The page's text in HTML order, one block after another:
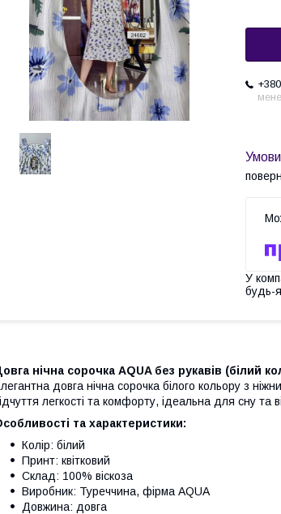
У
будь-
нічна сорочка AQUAбез рукавів (білий
довга нічна сорочка білого кольору з
легкості та комфорту, ідеальна для сну та
та характеристики:
Колір: білий
Принт: квітковий
Склад: 100% віскоза
Виробник: Туреччина, фірма AQUA
Довжина: довга